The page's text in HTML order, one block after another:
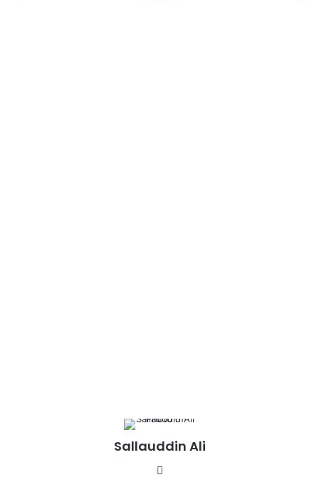
Sallauddin Ali